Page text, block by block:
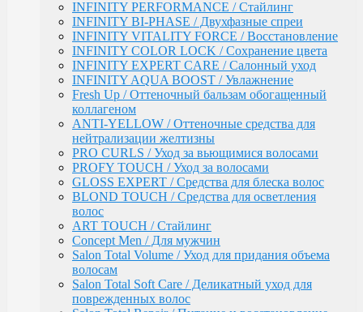
BLOND TOUCH / Средства для осветления волос
ART TOUCH / Стайлинг
Concept Men / Для мужчин
Salon Total Volume / Уход для придания объема
волосам
Salon Total Soft Care / Деликатный уход для
поврежденных волос
Salon Total Repair / Питание и восстановление
волос
Salon Total Hydro / Увлажняющие средства для
волос
Salon Total Colorsaver / Уход за окрашенными
волосами
Salon Total Basic / Уход для всех типов волос
PEPTIDE FORCE / Пептидное восстановление
NEXT LEVEL BLOND / Комплекс для создания и
поддержания блонда
DETOX POWER / Уход
BONDING SYSTEM / Уход с бондинг-комплексом
BIOTIN SECRETS / Укрепляющий уход
TEFIA
INFINITY PERFORMANCE / Стайлинг
INFINITY BI-PHASE / Двухфазные спреи
INFINITY VITALITY FORCE / Восстановление
INFINITY COLOR LOCK / Сохранение цвета
INFINITY EXPERT CARE / Салонный уход
INFINITY AQUA BOOST / Увлажнение
Fresh Up / Оттеночный бальзам обогащенный
коллагеном
ANTI-YELLOW / Оттеночные средства для
нейтрализации желтизны
PRO CURLS / Уход за вьющимися волосами
PROFY TOUCH / Уход за волосами
GLOSS EXPERT / Средства для блеска волос
BLOND TOUCH / Средства для осветления
волос
ART TOUCH / Стайлинг
Concept Men / Для мужчин
Salon Total Volume / Уход для придания объема
волосам
Salon Total Soft Care / Деликатный уход для
поврежденных волос